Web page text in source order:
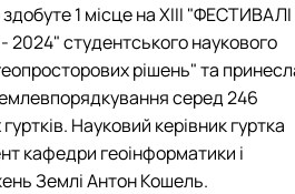
1 місце на ХІІІ "ФЕСТИВАЛІ
студентського наукового
рішень"та
серед 246
Науковий керівник гуртка
кафедри геоінформатики і
Землі Антон Кошель.